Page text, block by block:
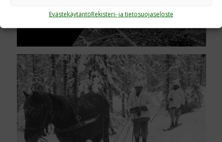
EvästekäytäntöRekisteri- ja tietosuojaseloste